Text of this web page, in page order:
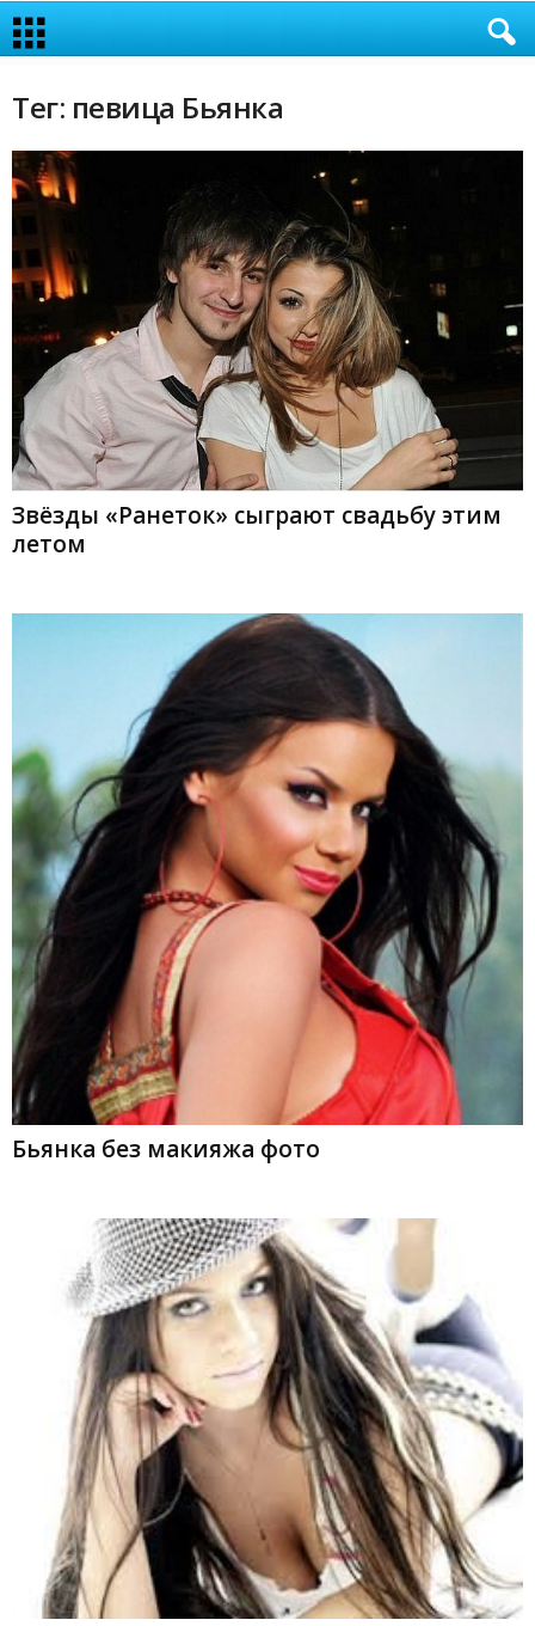
Тег: певица Бьянка
Звёзды «Ранеток» сыграют свадьбу этим
летом
Бьянка без макияжа фото